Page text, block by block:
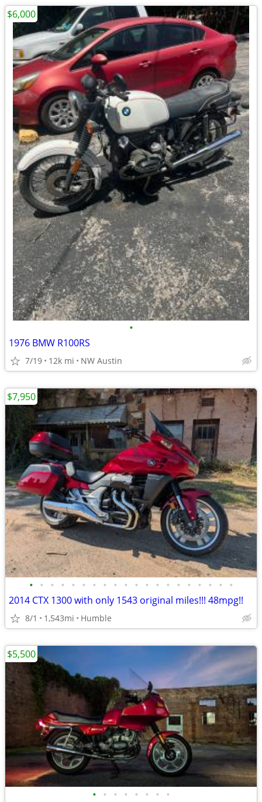
•
1976 BMW R100RS
7/19 12k mi NW Austin
$6,000
• • • • • • • • • • • • • • • • • • • •
2014 CTX 1300 with only 1543 original miles!!! 48mpg!!
8/1 1,543mi Humble
$7,950
• • • • • • • •
$5,500